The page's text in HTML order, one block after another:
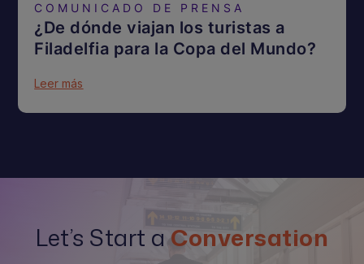
COMUNICADO DE PRENSA
¿De dónde viajan los turistas a
Filadelfia para la Copa del Mundo?
Leer más
Let’s Start a Conversation